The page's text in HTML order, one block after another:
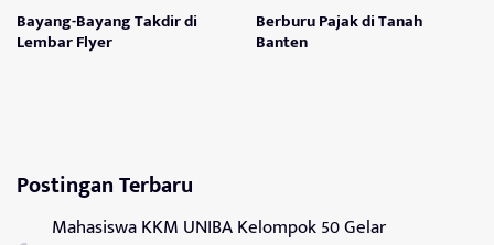
Bayang-Bayang Takdir di
Lembar Flyer
Berburu Pajak di Tanah
Banten
Postingan Terbaru
Mahasiswa KKM UNIBA Kelompok 50 Gelar